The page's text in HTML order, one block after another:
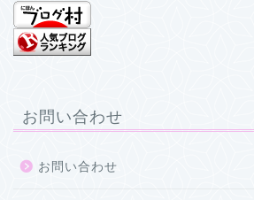
お問い合わせ
お問い合わせ